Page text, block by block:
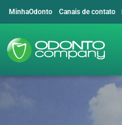
MinhaOdonto Canais de contato